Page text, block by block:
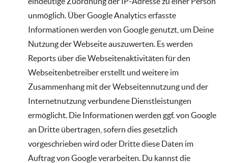
unmöglich. Über Google Analytics erfasste
Informationen werden von Google genutzt, um Deine
Nutzung der Webseite auszuwerten. Es werden
Reports über die Webseitenaktivitäten für den
Webseitenbetreiber erstellt und weitere im
Zusammenhang mit der Webseitennutzung und der
Internetnutzung verbundene Dienstleistungen
ermöglicht. Die Informationen werden ggf. von Google
an Dritte übertragen, sofern dies gesetzlich
vorgeschrieben wird oder Dritte diese Daten im
Auftrag von Google verarbeiten. Du kannst die